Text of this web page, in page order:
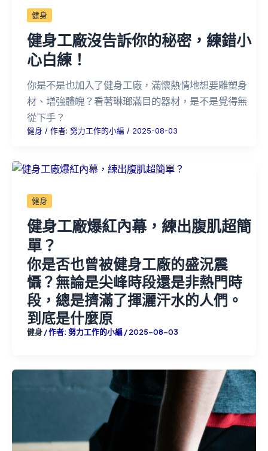
健身
健身工廠沒告訴你的秘密，練錯小
心白練！
你是不是也加入了健身工廠，滿懷熱情地想要雕塑身
材、增強體魄？看著琳瑯滿目的器材，是不是覺得無
從下手？
健身 / 作者: 努力工作的小編 / 2025-08-03
健身
健身工廠爆紅內幕，練出腹肌超簡
單？
你是否也曾被健身工廠的盛況震
懾？無論是尖峰時段還是非熱門時
段，總是擠滿了揮灑汗水的人們。
到底是什麼原
健身/ 作者:努力工作的小編/2025-08-03